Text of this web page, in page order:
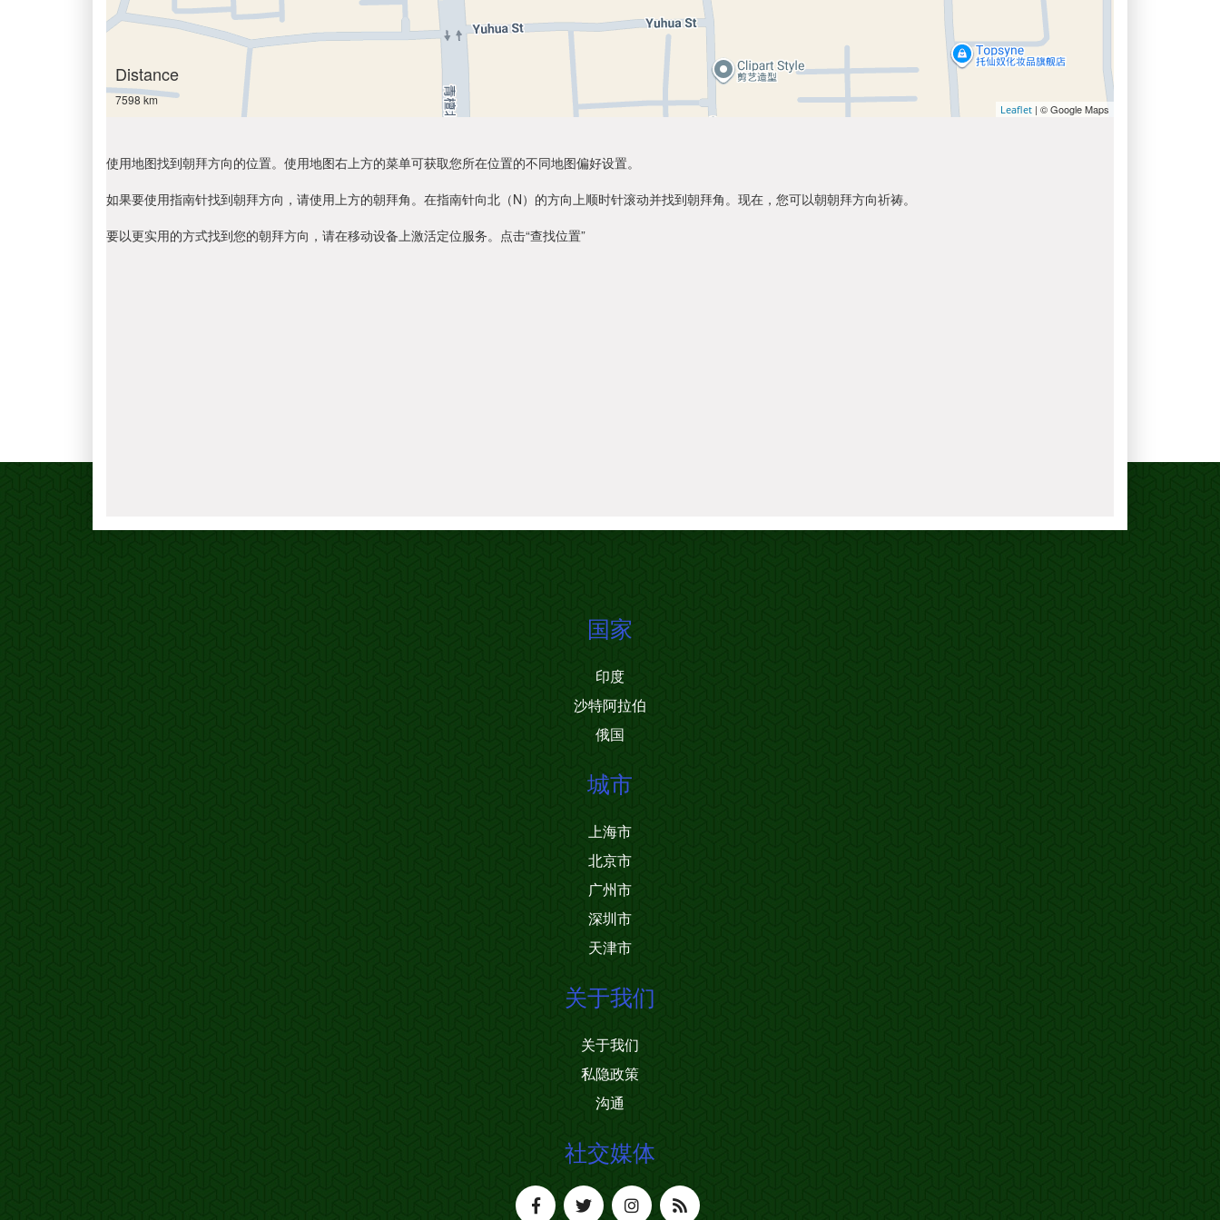
Distance
7598 km
Leaflet | © Google Maps
使用地图找到朝拜方向的位置。使用地图右上方的菜单可获取您所在位置的不同地图偏好设置。
如果要使用指南针找到朝拜方向，请使用上方的朝拜角。在指南针向北（N）的方向上顺时针滚动并找到朝拜角。现在，您可以朝朝拜方向祈祷。
要以更实用的方式找到您的朝拜方向，请在移动设备上激活定位服务。点击“查找位置”
国家
印度
沙特阿拉伯
俄国
城市
上海市
北京市
广州市
深圳市
天津市
关于我们
关于我们
私隐政策
沟通
社交媒体